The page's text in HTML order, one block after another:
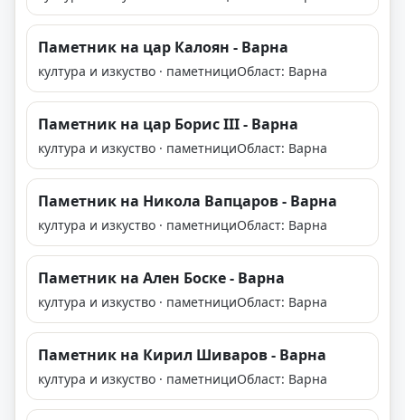
Паметник на цар Калоян - Варна
култура и изкуство · паметнициОбласт: Варна
Паметник на цар Борис III - Варна
култура и изкуство · паметнициОбласт: Варна
Паметник на Никола Вапцаров - Варна
култура и изкуство · паметнициОбласт: Варна
Паметник на Ален Боске - Варна
култура и изкуство · паметнициОбласт: Варна
Паметник на Кирил Шиваров - Варна
култура и изкуство · паметнициОбласт: Варна